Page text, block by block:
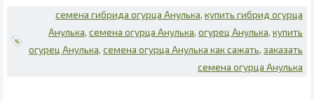
семена гибрида огурца Анулька купить гибрид огурца
Анулька семена огурца Анулька огурец Анулька купить
огурец Анулька семена огурца Анулька как сажать заказать
семена огурца Анулька